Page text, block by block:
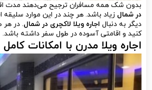
بدون شک همه مسافران ترجیح می‌دهند مدت
در شمال زیاد باشد. هر چند در این موارد
دیگر به دنبال اجاره ویلا لاکچری در شمال. در هر
کنید و اقامتی آسوده در طول سفر داشته باشد.
اجاره ویلا مدرن با امکانات کامل